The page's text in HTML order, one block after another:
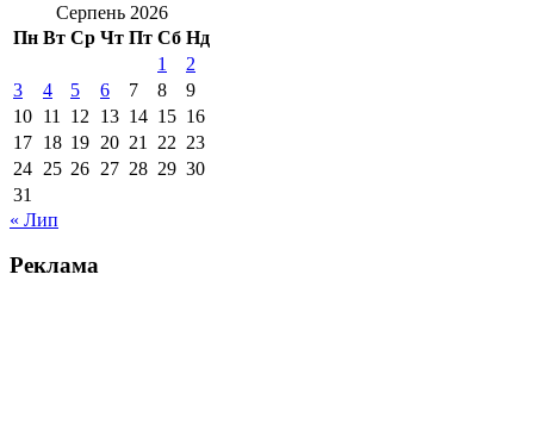
Серпень 2026
Пн Вт Ср Чт Пт Сб Нд
1
2
3
4 5 6 7 8
9
10 11 12 13 14 15 16
17 18 19 20 21 22 23
24 25 26 27 28 29 30
31
« Лип
Реклама